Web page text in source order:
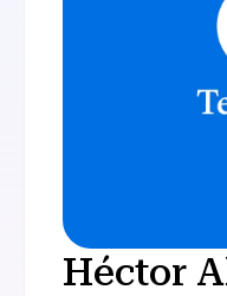
Héctor